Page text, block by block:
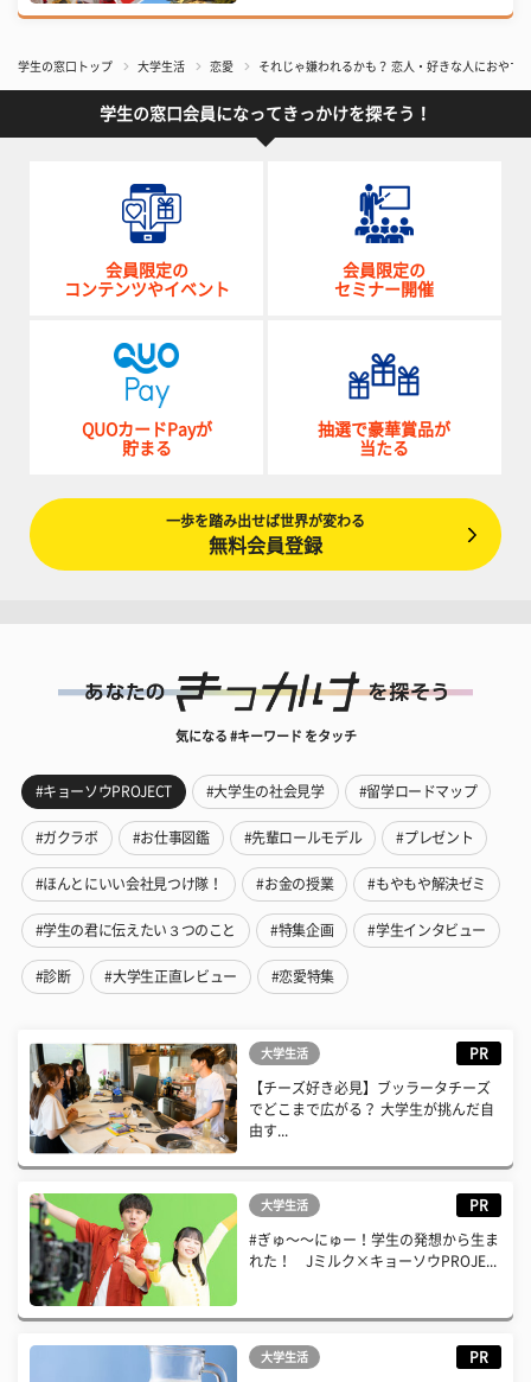
学生の窓口トップ 大学生活 恋愛 それじゃ嫌われるかも？ 恋人・好きな人におやす
学生の窓口会員になってきっかけを探そう！
会員限定の
コンテンツやイベント
会員限定の
セミナー開催
QUOカードPayが
貯まる
抽選で豪華賞品が
当たる
一歩を踏み出せば世界が変わる
無料会員登録
気になる #キーワード をタッチ
#キョーソウPROJECT #大学生の社会見学 #留学ロードマップ
#ガクラボ #お仕事図鑑 #先輩ロールモデル #プレゼント
#ほんとにいい会社見つけ隊！ #お金の授業 #もやもや解決ゼミ
#学生の君に伝えたい３つのこと #特集企画 #学生インタビュー
#診断 #大学生正直レビュー #恋愛特集
大学生活 PR
【チーズ好き必見】ブッラータチーズ
でどこまで広がる？ 大学生が挑んだ自
由す...
大学生活 PR
#ぎゅ〜〜にゅー！学生の発想から生ま
れた！ Jミルク×キョーソウPROJE...
大学生活 PR